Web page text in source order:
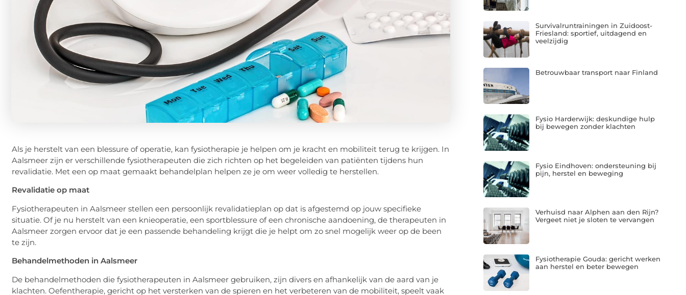
Als je herstelt van een blessure of operatie, kan fysiotherapie je helpen om je kracht en mobiliteit terug te krijgen. In
Aalsmeer zijn er verschillende fysiotherapeuten die zich richten op het begeleiden van patiënten tijdens hun
revalidatie. Met een op maat gemaakt behandelplan helpen ze je om weer volledig te herstellen.
Revalidatie op maat
Fysiotherapeuten in Aalsmeer stellen een persoonlijk revalidatieplan op dat is afgestemd op jouw specifieke
situatie. Of je nu herstelt van een knieoperatie, een sportblessure of een chronische aandoening, de therapeuten in
Aalsmeer zorgen ervoor dat je een passende behandeling krijgt die je helpt om zo snel mogelijk weer op de been
te zijn.
Behandelmethoden in Aalsmeer
De behandelmethoden die fysiotherapeuten in Aalsmeer gebruiken, zijn divers en afhankelijk van de aard van je
klachten. Oefentherapie, gericht op het versterken van de spieren en het verbeteren van de mobiliteit, speelt vaak
Survivalruntrainingen in Zuidoost-
Friesland: sportief, uitdagend en
veelzijdig
Betrouwbaar transport naar Finland
Fysio Harderwijk: deskundige hulp
bij bewegen zonder klachten
Fysio Eindhoven: ondersteuning bij
pijn, herstel en beweging
Verhuisd naar Alphen aan den Rijn?
Vergeet niet je sloten te vervangen
Fysiotherapie Gouda: gericht werken
aan herstel en beter bewegen